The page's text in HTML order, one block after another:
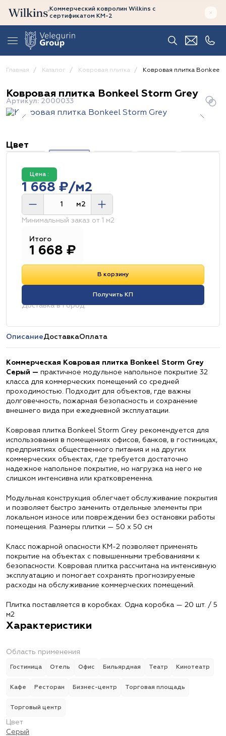
Коммерческий ковролин Wilkins с
сертификатом КМ-2
Главная Каталог Ковровая плитка Ковровая плитка Bonkeel
Ковровая плитка Bonkeel Storm Grey
Артикул: 2000033
Цвет
Цена :
1 668 ₽/м2
м2
Минимальный заказ от 1 м2
Итого
1 668 ₽
В корзину
Получить КП
Доставка в город:
ОписаниеДоставкаОплата
Коммерческая Ковровая плитка Bonkeel Storm Grey
Серый — практичное модульное напольное покрытие 32
класса для коммерческих помещений со средней
проходимостью. Подходит для объектов, где важны
долговечность, пожарная безопасность и сохранение
внешнего вида при ежедневной эксплуатации.
Ковровая плитка Bonkeel Storm Grey рекомендуется для
использования в помещениях офисов, банков, в гостиницах,
предприятиях общественного питания и на других
коммерческих объектах, где требуется достаточно
надежное напольное покрытие, но нагрузка на него не
слишком интенсивна или кратковременна.
Модульная конструкция облегчает обслуживание покрытия
и позволяет быстро заменить отдельные элементы при
локальном износе или повреждении без остановки работы
помещения. Размеры плитки — 50 х 50 см
Класс пожарной опасности КМ-2 позволяет применять
покрытие на объектах с повышенными требованиями к
безопасности. Ковровая плитка рассчитана на интенсивную
эксплуатацию и помогает сохранять прогнозируемые
расходы на обслуживание коммерческих помещений.
Плитка поставляется в коробках. Одна коробка — 20 шт. / 5
м2
Характеристики
Область применения
Гостиница Отель Офис Бильярдная Театр Кинотеатр
Кафе Ресторан Бизнес-центр Торговая площадь
Торговый центр
Цвет
Серый